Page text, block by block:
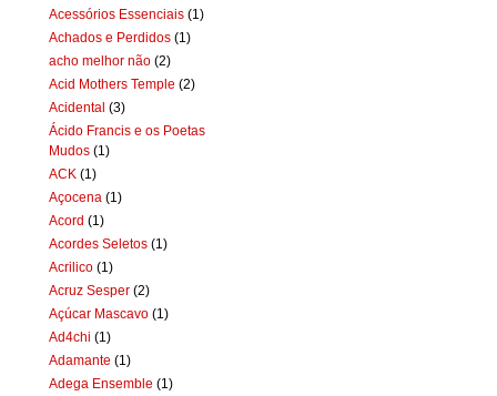
Acessórios Essenciais (1)
Achados e Perdidos (1)
acho melhor não (2)
Acid Mothers Temple (2)
Acidental (3)
Ácido Francis e os Poetas
Mudos (1)
ACK (1)
Açocena (1)
Acord (1)
Acordes Seletos (1)
Acrilico (1)
Acruz Sesper (2)
Açúcar Mascavo (1)
Ad4chi (1)
Adamante (1)
Adega Ensemble (1)